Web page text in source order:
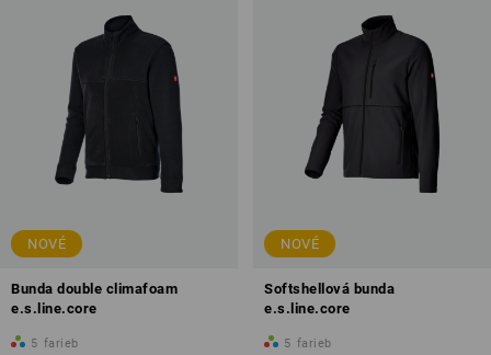
NOVÉ
Bunda double climafoam
e.s.line.core
5 farieb
NOVÉ
Softshellová bunda
e.s.line.core
5 farieb